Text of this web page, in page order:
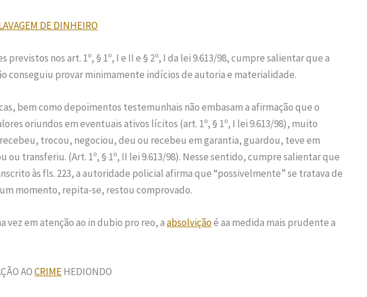
DE DINHEIRO
previstos nos art. 1º, § 1º, I e II e § 2º, I da lei 9.613/98, cumpre salientar que a
conseguiu provar minimamente indícios de autoria e materialidade.
bem como depoimentos testemunhais não embasam a afirmação que o
oriundos em eventuais ativos lícitos (art. 1º, § 1º, I lei 9.613/98), muito
trocou, negociou, deu ou recebeu em garantia, guardou, teve em
transferiu. (Art. 1º, § 1º, II lei 9.613/98). Nesse sentido, cumpre salientar que
às fls. 223, a autoridade policial afirma que “possivelmente” se tratava de
momento, repita-se, restou comprovado.
vez em atenção ao in dubio pro reo, aabsolviçãoé aa medida mais prudente a
AOCRIMEHEDIONDO